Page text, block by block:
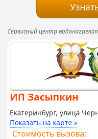
Сервисный центр
ИП Засыпкин
Екатеринбург, улица
Показать на карте »
Стоимость вызова: